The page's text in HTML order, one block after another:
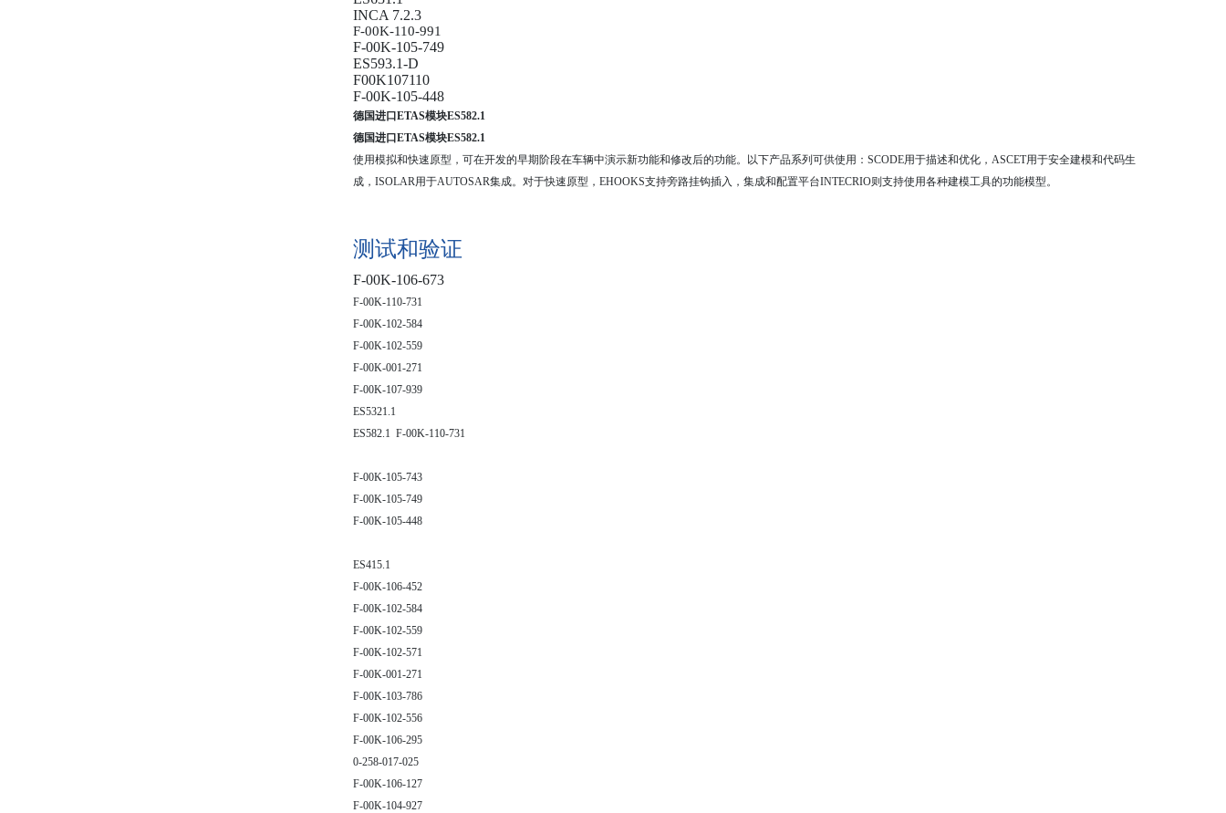
INCA 7.2.3
F-00K-110-991
F-00K-105-749
ES593.1-D
F00K107110
F-00K-105-448
德国进口ETAS模块ES582.1
德国进口ETAS模块ES582.1
使用模拟和快速原型，可在开发的早期阶段在车辆中演示新功能和修改后的功能。以下产品系列可供使用： SCODE用于描述和优化， ASCET用于安全建模和代码生
成， ISOLAR用于AUTOSAR集成。对于快速原型， EHOOKS支持旁路挂钩插入，集成和配置平台INTECRIO则支持使用各种建模工具的功能模型。
测试和验证
F‑00K‑106‑673
F-00K-110-731
F-00K-102-584
F-00K-102-559
F-00K-001-271
F-00K-107-939
ES5321.1
ES582.1 F-00K-110-731
F-00K-105-743
F-00K-105-749
F-00K-105-448
ES415.1
F-00K-106-452
F-00K-102-584
F-00K-102-559
F-00K-102-571
F-00K-001-271
F-00K-103-786
F-00K-102-556
F-00K-106-295
0-258-017-025
F-00K-106-127
F-00K-104-927